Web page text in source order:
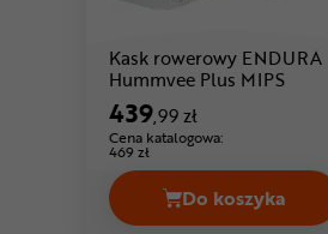
Kask rowerowy ENDURA
Hummvee Plus MIPS
439,99 zł
Cena katalogowa:
469 zł
Do koszyka
Kask